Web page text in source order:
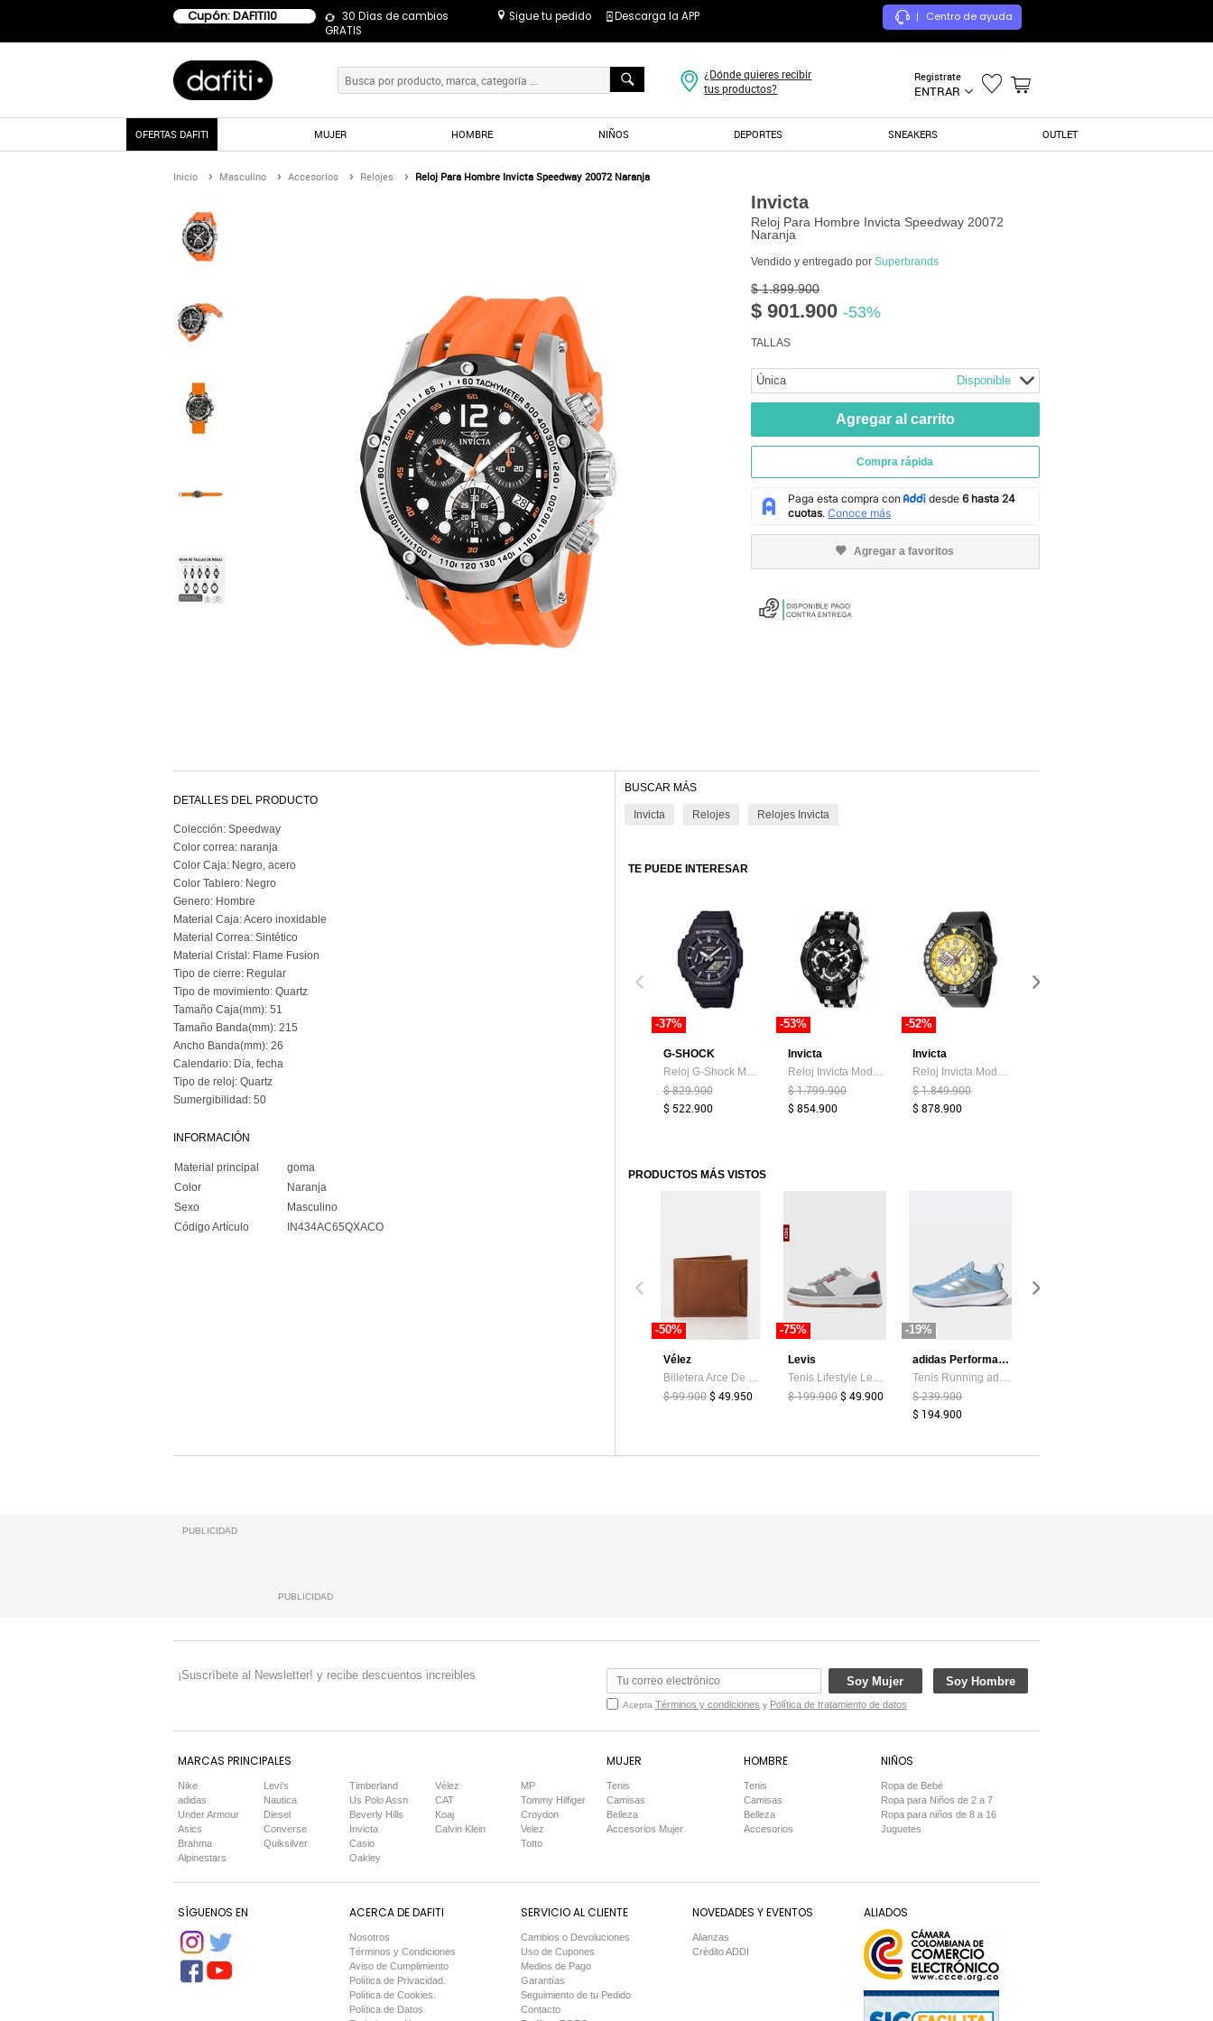
Cupón: DAFITI10
30 Días de cambios
GRATIS
Sigue tu pedido Descarga la APP | Centro de ayuda
Registrate
ENTRAR
¿Dónde quieres recibir
tus productos?
OFERTAS DAFITI MUJER HOMBRE NIÑOS DEPORTES SNEAKERS OUTLET
Inicio Masculino Accesorios Relojes Reloj Para Hombre Invicta Speedway 20072 Naranja
Invicta
Reloj Para Hombre Invicta Speedway 20072
Naranja
Vendido y entregado por Superbrands
$ 1.899.900
$ 901.900 -53%
TALLAS
Única Disponible
Agregar al carrito
Compra rápida
Agregar a favoritos
DETALLES DEL PRODUCTO
Colección: Speedway
Color correa: naranja
Color Caja: Negro, acero
Color Tablero: Negro
Genero: Hombre
Material Caja: Acero inoxidable
Material Correa: Sintético
Material Cristal: Flame Fusion
Tipo de cierre: Regular
Tipo de movimiento: Quartz
Tamaño Caja(mm): 51
Tamaño Banda(mm): 215
Ancho Banda(mm): 26
Calendario: Día, fecha
Tipo de reloj: Quartz
Sumergibilidad: 50
INFORMACIÓN
Material principal
goma
Color
Naranja
Sexo
Masculino
Código Artículo
IN434AC65QXACO
BUSCAR MÁS
Invicta Relojes Relojes Invicta
TE PUEDE INTERESAR
-37%
G-SHOCK
$ 829.900
$ 522.900
-53%
Invicta
$ 1.799.900
$ 854.900
-52%
Invicta
$ 1.849.900
$ 878.900
PRODUCTOS MÁS VISTOS
-50%
Vélez
$ 99.900 $ 49.950
-75%
Levis
$ 199.900$ 49.900
-19%
adidas Performance
$ 239.900
$ 194.900
PUBLICIDAD
PUBLICIDAD
¡Suscríbete al Newsletter! y recibe descuentos increibles Soy Mujer Soy Hombre
Acepta Términos y condiciones y Política de tratamiento de datos
MARCAS PRINCIPALES
Nike
adidas
Under Armour
Asics
Brahma
Alpinestars
Levi's
Nautica
Diesel
Converse
Quiksilver
Timberland
Us Polo Assn
Beverly Hills
Invicta
Casio
Oakley
Vélez
CAT
Koaj
Calvin Klein
MP
Tommy Hilfiger
Croydon
Velez
Totto
MUJER
Tenis
Camisas
Belleza
Accesorios Mujer
HOMBRE
Tenis
Camisas
Belleza
Accesorios
NIÑOS
Ropa de Bebé
Ropa para Niños de 2 a 7
Ropa para niños de 8 a 16
Juguetes
SÍGUENOS EN ACERCA DE DAFITI
Nosotros
Términos y Condiciones
Aviso de Cumplimiento
Política de Privacidad.
Política de Cookies.
Política de Datos
SERVICIO AL CLIENTE
Cambios o Devoluciones
Uso de Cupones
Medios de Pago
Garantías
Seguimiento de tu Pedido
Contacto
NOVEDADES Y EVENTOS
Alianzas
Crédito ADDI
ALIADOS